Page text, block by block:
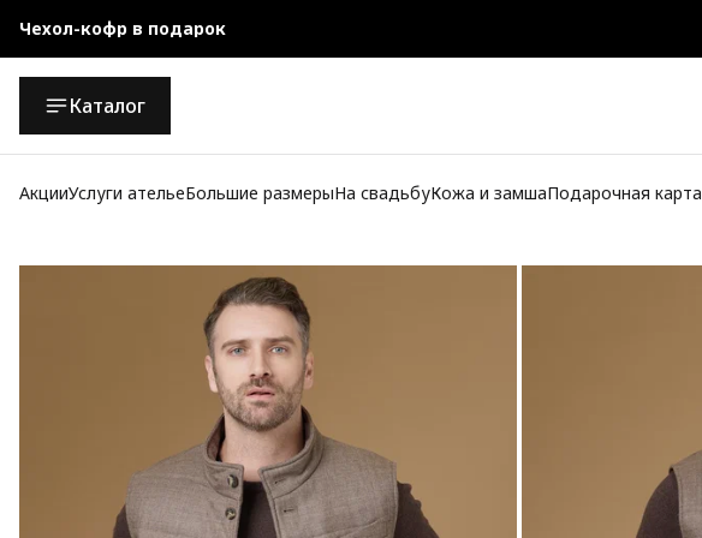
Официальный магазин
Каталог
АкцииУслуги ательеБольшие размерыНа свадьбуКожа и замшаПодарочная карта